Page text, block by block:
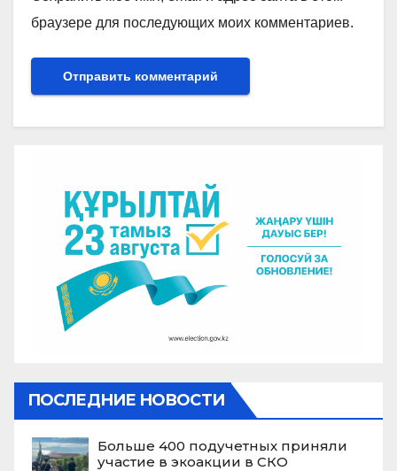
браузере для последующих моих комментариев.
ПОСЛЕДНИЕ НОВОСТИ
Больше 400 подучетных приняли
участие в экоакции в СКО